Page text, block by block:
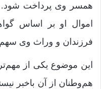
همسر وی پرداخت شود.
اموال او بر اساس
فرزندان و وراث وی
این موضوع یکی از
هم‌وطنان از آن باخبر